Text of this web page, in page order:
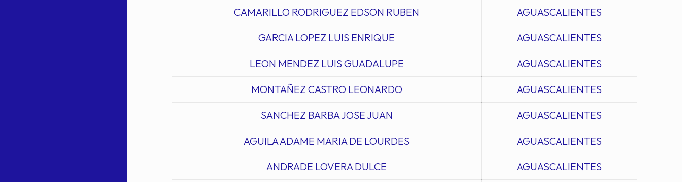
CAMARILLO RODRIGUEZ EDSON RUBEN AGUASCALIENTES
GARCIA LOPEZ LUIS ENRIQUE AGUASCALIENTES
LEON MENDEZ LUIS GUADALUPE AGUASCALIENTES
MONTAÑEZ CASTRO LEONARDO AGUASCALIENTES
SANCHEZ BARBA JOSE JUAN AGUASCALIENTES
AGUILA ADAME MARIA DE LOURDES AGUASCALIENTES
ANDRADE LOVERA DULCE AGUASCALIENTES